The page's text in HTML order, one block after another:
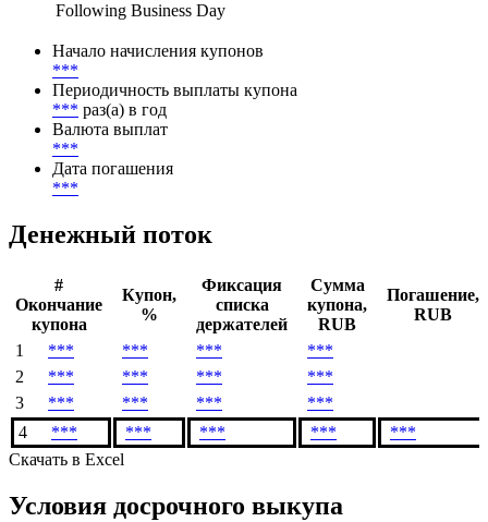
Following Business Day
Начало начисления купонов
***
Периодичность выплаты купона
*** раз(а) в год
Валюта выплат
***
Дата погашения
***
Денежный поток
#
Окончание
купона
Купон,
%
Фиксация
списка
держателей
Сумма
купона,
RUB
Погашение,
RUB
1
*** *** ***
***
2
*** *** ***
***
3
*** *** ***
***
4
*** *** *** ***
***
Скачать в Excel
Условия досрочного выкупа